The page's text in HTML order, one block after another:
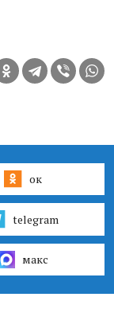
ок
telegram
макс